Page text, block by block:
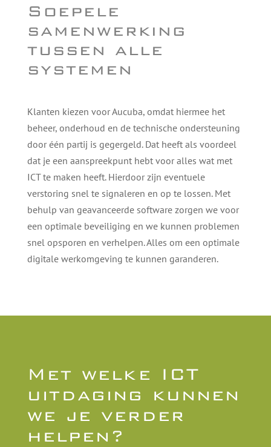
Soepele
samenwerking
tussen alle
systemen
Klanten kiezen voor Aucuba, omdat hiermee het
beheer, onderhoud en de technische ondersteuning
door één partij is gegergeld. Dat heeft als voordeel
dat je een aanspreekpunt hebt voor alles wat met
ICT te maken heeft. Hierdoor zijn eventuele
verstoring snel te signaleren en op te lossen. Met
behulp van geavanceerde software zorgen we voor
een optimale beveiliging en we kunnen problemen
snel opsporen en verhelpen. Alles om een optimale
digitale werkomgeving te kunnen garanderen.
Met welke ICT
uitdaging kunnen
we je verder
helpen?